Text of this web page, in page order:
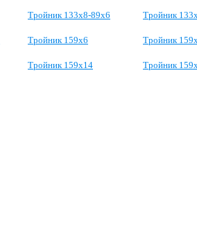
Тройник 133х8-89х6 Тройник
Тройник 159х6 Тройник
Тройник 159х14 Тройник